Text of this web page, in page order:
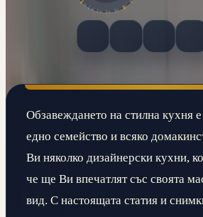
Обзавеждането на стилна кухня
едно семейство и всяко
Ви няколко дизайнерски кухни,
че ще Ви впечатлят със своята
вид. С настоящата статия и